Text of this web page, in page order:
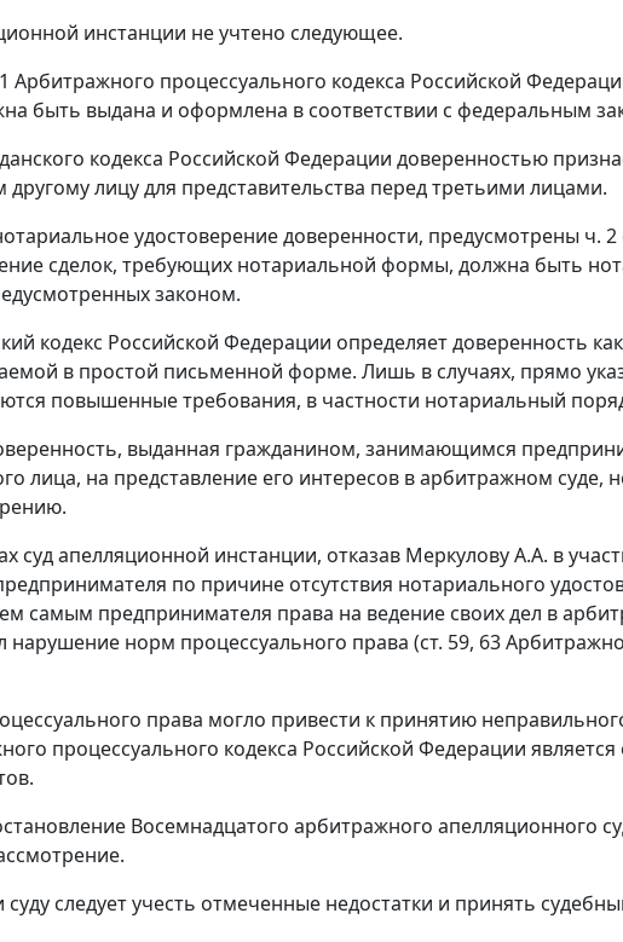
инстанции не учтено следующее.
Арбитражного процессуального кодекса Российской
быть выдана и оформлена в соответствии с федеральным
кодекса Российской Федерации доверенностью
лицу для представительства перед третьими лицами.
удостоверение доверенности, предусмотрены ч. 2
сделок, требующих нотариальной формы, должна быть
законом.
кодекс Российской Федерации определяет доверенность
в простой письменной форме. Лишь в случаях, прямо
повышенные требования, в частности нотариальный
выданная гражданином, занимающимся
лица, на представление его интересов в арбитражном суде,
суд апелляционной инстанции, отказав Меркулову А.А. в
по причине отсутствия нотариального
самым предпринимателя права на ведение своих дел в
нарушение норм процессуального права (ст. 59, 63
права могло привести к принятию
процессуального кодекса Российской Федерации
Восемнадцатого арбитражного апелляционного
следует учесть отмеченные недостатки и принять